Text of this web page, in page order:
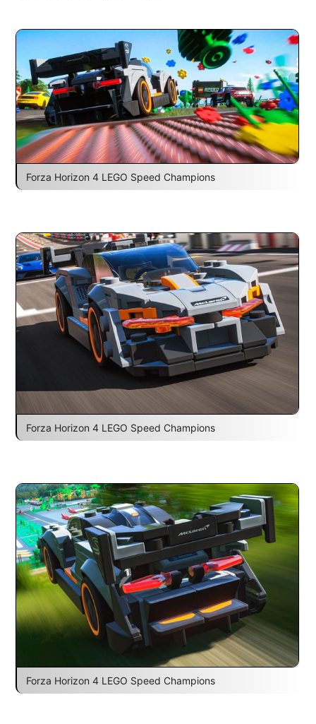
Forza Horizon 4 LEGO Speed Champions
Forza Horizon 4 LEGO Speed Champions
Forza Horizon 4 LEGO Speed Champions